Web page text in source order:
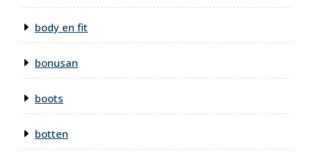
body en fit
bonusan
boots
botten